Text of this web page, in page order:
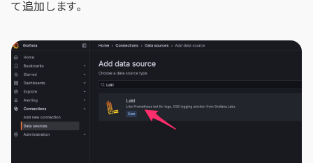
て追加します。